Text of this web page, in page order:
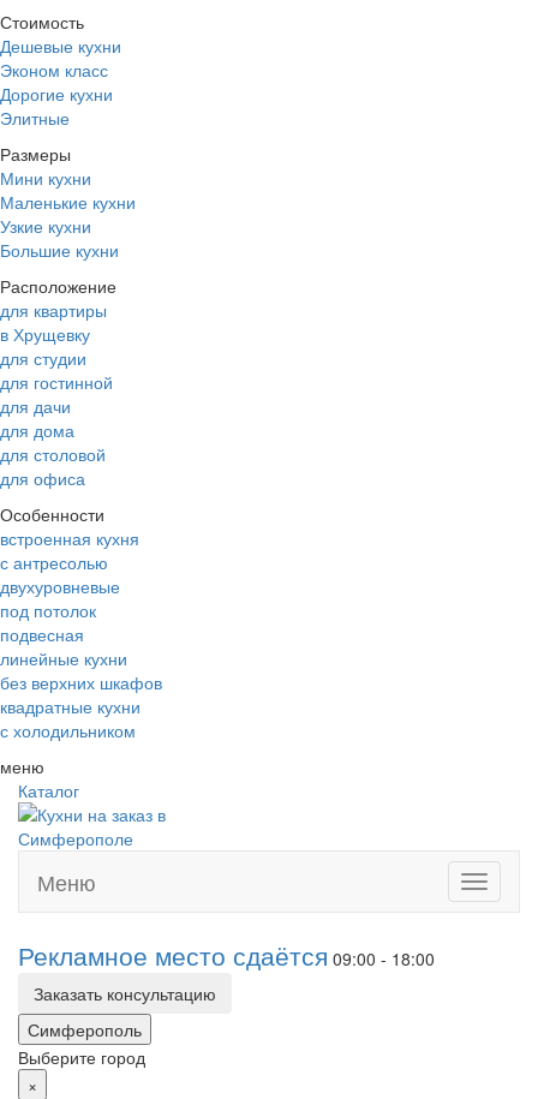
Стоимость
Дешевые кухни
Эконом класс
Дорогие кухни
Элитные
Размеры
Мини кухни
Маленькие кухни
Узкие кухни
Большие кухни
Расположение
для квартиры
в Хрущевку
для студии
для гостинной
для дачи
для дома
для столовой
для офиса
Особенности
встроенная кухня
с антресолью
двухуровневые
под потолок
подвесная
линейные кухни
без верхних шкафов
квадратные кухни
с холодильником
меню
Каталог
Toggle
Меню
Рекламное место сдаётся 09:00 - 18:00
Заказать консультацию
Симферополь
Выберите город
×